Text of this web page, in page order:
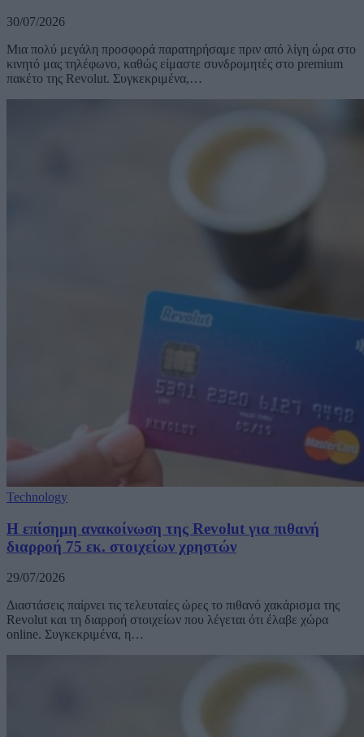
30/07/2026
Μια πολύ μεγάλη προσφορά παρατηρήσαμε πριν από λίγη ώρα στο
κινητό μας τηλέφωνο, καθώς είμαστε συνδρομητές στο premium
πακέτο της Revolut. Συγκεκριμένα,…
Technology
Η επίσημη ανακοίνωση της Revolut για πιθανή
διαρροή 75 εκ. στοιχείων χρηστών
29/07/2026
Διαστάσεις παίρνει τις τελευταίες ώρες το πιθανό χακάρισμα της
Revolut και τη διαρροή στοιχείων που λέγεται ότι έλαβε χώρα
online. Συγκεκριμένα, η…